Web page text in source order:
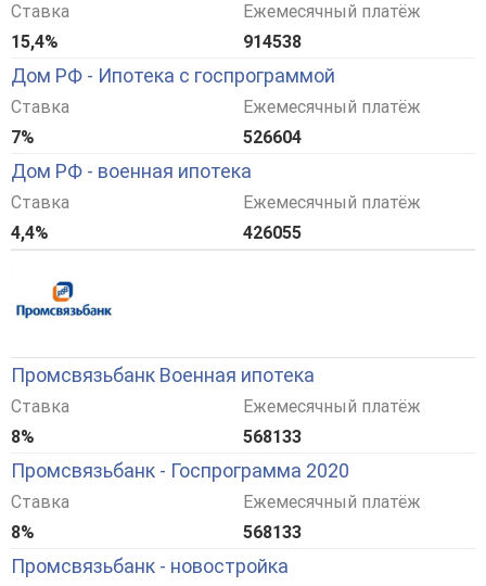
Ставка
15,4%
Ежемесячный платёж
914538
Дом РФ - Ипотека с госпрограммой
Ставка
7%
Ежемесячный платёж
526604
Дом РФ - военная ипотека
Ставка
4,4%
Ежемесячный платёж
426055
Промсвязьбанк Военная ипотека
Ставка
8%
Ежемесячный платёж
568133
Промсвязьбанк - Госпрограмма 2020
Ставка
8%
Ежемесячный платёж
568133
Промсвязьбанк - новостройка